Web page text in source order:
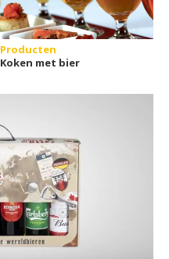
Producten
Koken met bier